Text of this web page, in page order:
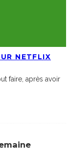
NETFLIX
faire, après avoir